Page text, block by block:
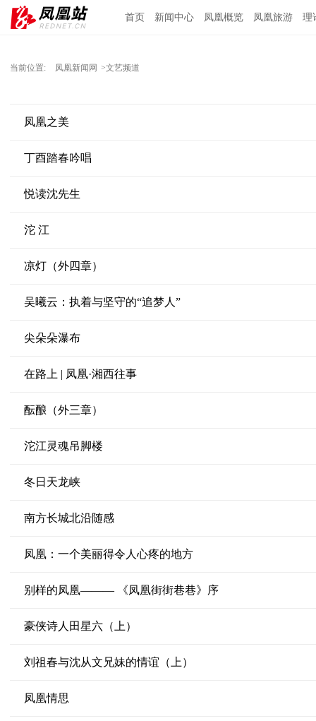
首页 新闻中心 凤凰概览 凤凰旅游 理
当前位置: 凤凰新闻网 >文艺频道
凤凰之美
丁酉踏春吟唱
悦读沈先生
沱 江
凉灯（外四章）
吴曦云：执着与坚守的“追梦人”
尖朵朵瀑布
在路上 | 凤凰·湘西往事
酝酿（外三章）
沱江灵魂吊脚楼
冬日天龙峡
南方长城北沿随感
凤凰：一个美丽得令人心疼的地方
别样的凤凰——— 《凤凰街街巷巷》序
豪侠诗人田星六（上）
刘祖春与沈从文兄妹的情谊（上）
凤凰情思